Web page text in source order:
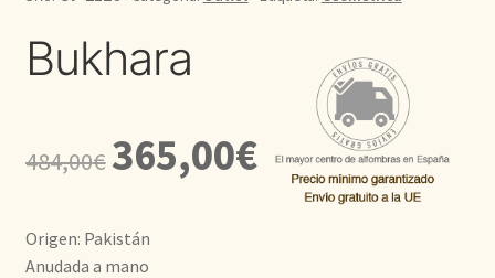
Pasillo
Bukhara
484,00€
El
precio
era:
365,00€El
precio
Origen: Pakistán
Anudada a mano